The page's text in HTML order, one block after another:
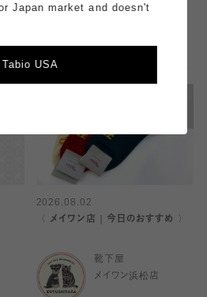
2026.08.02
〈 メイワン店｜今日のおすすめ 〉
靴下屋
メイワン浜松店
Japan market and doesn't
Tabio USA